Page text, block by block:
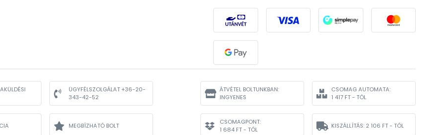
ÜGYFÉLSZOLGÁLAT +36-20-
343-42-52
MEGBÍZHATÓ BOLT
ÁTVÉTEL BOLTUNKBAN:
INGYENES
CSOMAG AUTOMATA:
1 417 FT - TÓL
CSOMAGPONT:
1 684 FT - TÓL
KISZÁLLÍTÁS: 2 106 FT - TÓL